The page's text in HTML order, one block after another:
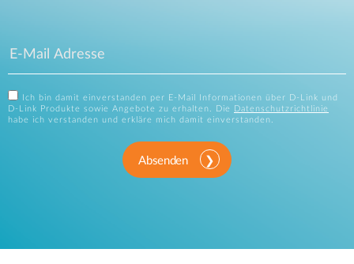
Ich bin damit einverstanden per E-Mail Informationen über D-Link und
D-Link Produkte sowie Angebote zu erhalten. Die
Datenschutzrichtlinie
habe ich verstanden und erkläre mich damit einverstanden.
Absenden